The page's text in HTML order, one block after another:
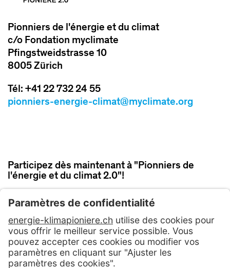
Pionniers de l'énergie et du climat
c/o Fondation myclimate
Pfingstweidstrasse 10
8005 Zürich
Tél: +41 22 732 24 55
pionniers-energie-climat@myclimate.org
Participez dès maintenant à "Pionniers de
l'énergie et du climat 2.0"!
PARTICIPER MAINTENANT